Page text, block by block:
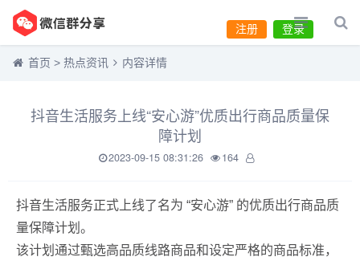
登录
注册
首页 > 热点资讯 内容详情
抖音生活服务上线“安心游”优质出行商品质量保
障计划
2023-09-15 08:31:26 164
抖音生活服务正式上线了名为 “安心游” 的优质出行商品质
量保障计划。
该计划通过甄选高品质线路商品和设定严格的商品标准，